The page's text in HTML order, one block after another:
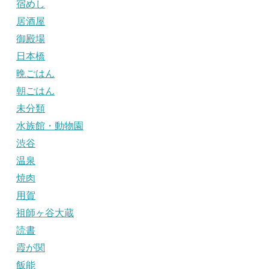
宿めし
居酒屋
御殿場
日本橋
晩ごはん
朝ごはん
未分類
水族館・動物園
渋谷
温泉
焼肉
用賀
祖師ヶ谷大蔵
読書
霞が関
飯能